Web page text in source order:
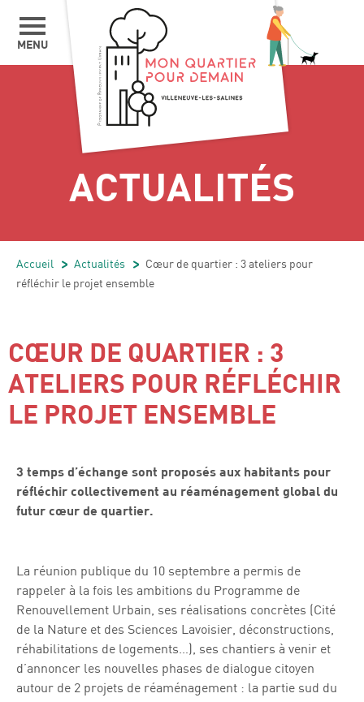
MENU
ACTUALITÉS
Accueil Actualités
Cœur de quartier : 3 ateliers pour
réfléchir le projet ensemble
CŒUR DE QUARTIER : 3
ATELIERS POUR RÉFLÉCHIR
LE PROJET ENSEMBLE
3 temps d’échange sont proposés aux habitants pour
réfléchir collectivement au réaménagement global du
futur cœur de quartier.
La réunion publique du 10 septembre a permis de
rappeler à la fois les ambitions du Programme de
Renouvellement Urbain, ses réalisations concrètes (Cité
de la Nature et des Sciences Lavoisier, déconstructions,
réhabilitations de logements…), ses chantiers à venir et
d’annoncer les nouvelles phases de dialogue citoyen
autour de 2 projets de réaménagement : la partie sud du